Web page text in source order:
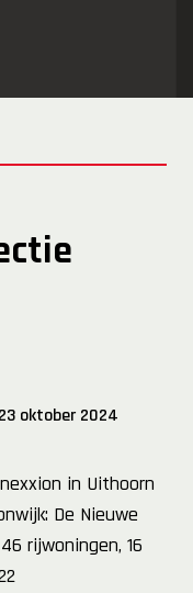
23 oktober 2024
in Uithoorn
De Nieuwe
rijwoningen, 16